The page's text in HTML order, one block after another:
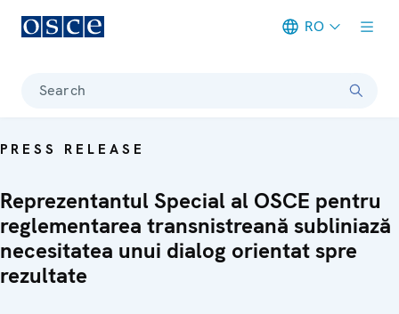
RO
Search
PRESS RELEASE
Reprezentantul Special al OSCE pentru
reglementarea transnistreană subliniază
necesitatea unui dialog orientat spre
rezultate